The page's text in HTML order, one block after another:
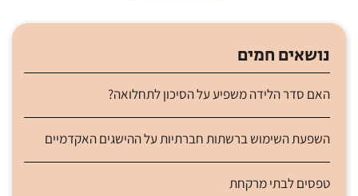
נושאים חמים
האם סדר הלידה משפיע על הסיכון לתחלואה?
השפעת השימוש ברשתות חברתיות על ההישגים האקדמיים
טפסים לבתי מרקחת